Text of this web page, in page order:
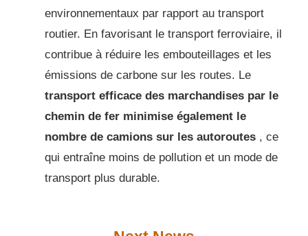
environnementaux par rapport au transport
routier. En favorisant le transport ferroviaire, il
contribue à réduire les embouteillages et les
émissions de carbone sur les routes. Le
transport efficace des marchandises par le
chemin de fer minimise également le
nombre de camions sur les autoroutes , ce
qui entraîne moins de pollution et un mode de
transport plus durable.